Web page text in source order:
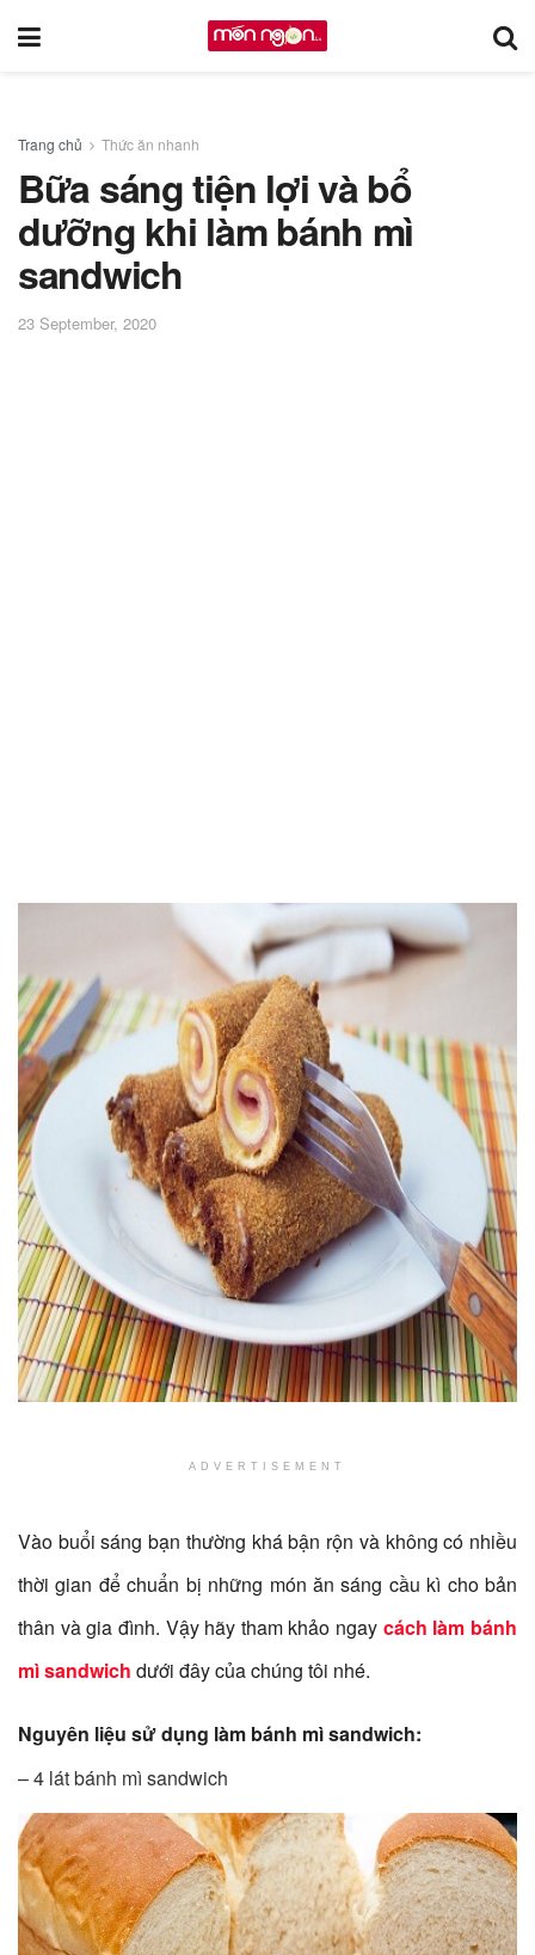
Trang chủ Thức ăn nhanh
Bữa sáng tiện lợi và bổ
dưỡng khi làm bánh mì
sandwich
23 September, 2020
ADVERTISEMENT
Vào buổi sáng bạn thường khá bận rộn và không có nhiều
thời gian để chuẩn bị những món ăn sáng cầu kì cho bản
thân và gia đình. Vậy hãy tham khảo ngay cách làm bánh
mì sandwich dưới đây của chúng tôi nhé.
Nguyên liệu sử dụng làm bánh mì sandwich:
– 4 lát bánh mì sandwich